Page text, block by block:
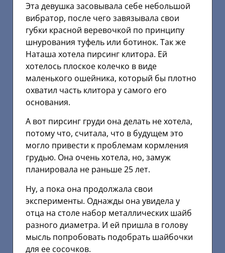
Эта девушка засовывала себе небольшой
вибратор, после чего завязывала свои
губки красной веревочкой по принципу
шнурования туфель или ботинок. Так же
Наташа хотела пирсинг клитора. Ей
хотелось плоское колечко в виде
маленького ошейника, который бы плотно
охватил часть клитора у самого его
основания.
А вот пирсинг груди она делать не хотела,
потому что, считала, что в будущем это
могло привести к проблемам кормления
грудью. Она очень хотела, но, замуж
планировала не раньше 25 лет.
Ну, а пока она продолжала свои
эксперименты. Однажды она увидела у
отца на столе набор металлических шайб
разного диаметра. И ей пришла в голову
мысль попробовать подобрать шайбочки
для ее сосочков.